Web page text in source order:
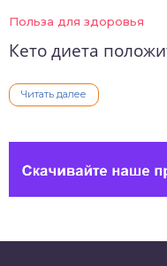
Польза для здоровья
Кето диета
Читать далее